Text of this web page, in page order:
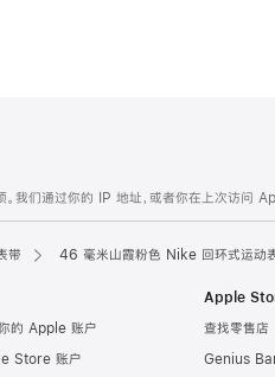
我们通过你的 IP 地址，或者你在上次访问
带 46 毫米山霞粉色 Nike 回环式运动
的 Apple 账户
Store 账户
Apple
查找零售店
Genius